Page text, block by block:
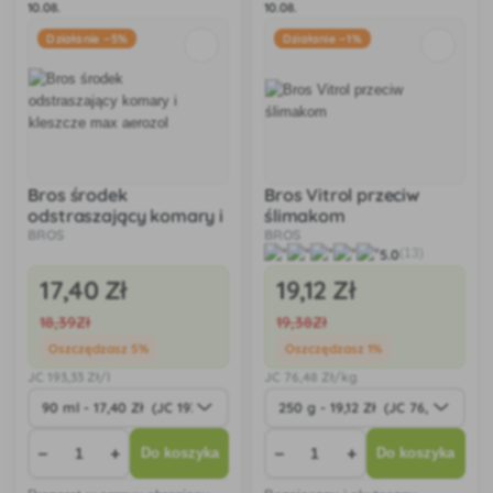
10.08.
Działanie −5%
Bros środek
odstraszający komary i
kleszcze max aerozol
BROS
17,40 Zł
18,39Zł
Oszczędzasz 5%
193 ,33 Zł/l
− + Do koszyka
10.08.
Działanie −1%
Bros Vitrol przeciw
ślimakom
BROS
5.0
19,12 Zł
19,38Zł
Oszczędzasz 1%
76 ,48 Zł/kg
− + Do koszyka